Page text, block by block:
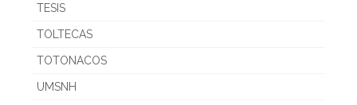
TESIS
TOLTECAS
TOTONACOS
UMSNH